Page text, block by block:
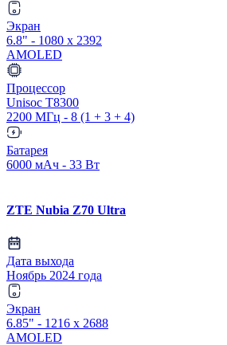
Экран
6.8" - 1080 x 2392
AMOLED
Процессор
Unisoc T8300
2200 МГц - 8 (1 + 3 + 4)
Батарея
6000 мАч - 33 Вт
ZTE Nubia Z70 Ultra
Дата выхода
Ноябрь 2024 года
Экран
6.85" - 1216 x 2688
AMOLED